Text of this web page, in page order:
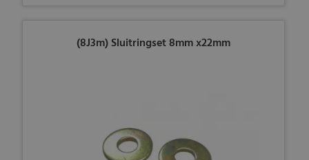
(8J3m) Sluitringset 8mm x22mm